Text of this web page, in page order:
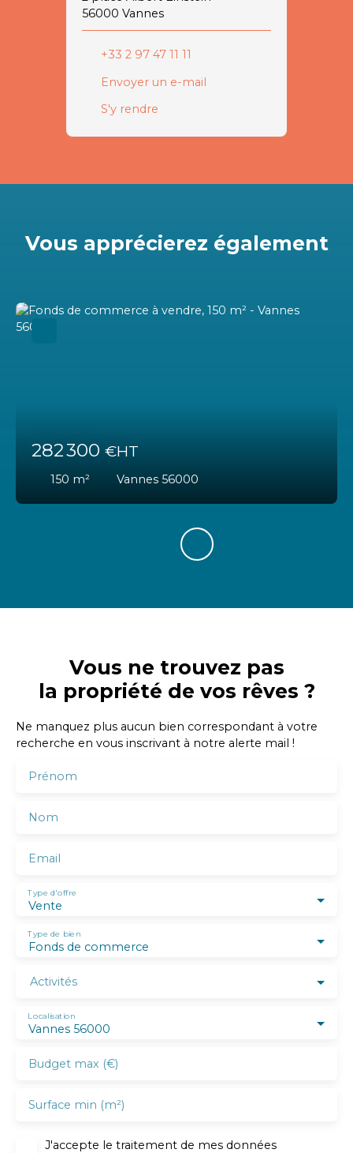
56000 Vannes
+33 2 97 47 11 11
Envoyer un e-mail
S'y rendre
Vous apprécierez également
282 300 €HT
150 m² Vannes 56000
Vous ne trouvez pas
la propriété de vos rêves ?
Ne manquez plus aucun bien correspondant à votre
recherche en vous inscrivant à notre alerte mail !
Prénom
Nom
Email
Vente
Type d'offre
Fonds de commerce
Type de bien
Activités
Vannes 56000
Localisation
Budget max (€)
Surface min (m²)
J'accepte le traitement de mes données